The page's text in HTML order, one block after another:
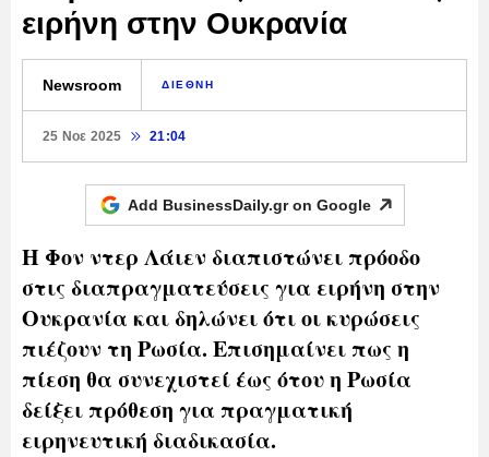
ειρήνη στην Ουκρανία
Newsroom ΔΙΕΘΝΗ
25 Νοε 2025 21:04
Add BusinessDaily.gr on Google
Η Φον ντερ Λάιεν διαπιστώνει πρόοδο
στις διαπραγματεύσεις για ειρήνη στην
Ουκρανία και δηλώνει ότι οι κυρώσεις
πιέζουν τη Ρωσία. Επισημαίνει πως η
πίεση θα συνεχιστεί έως ότου η Ρωσία
δείξει πρόθεση για πραγματική
ειρηνευτική διαδικασία.